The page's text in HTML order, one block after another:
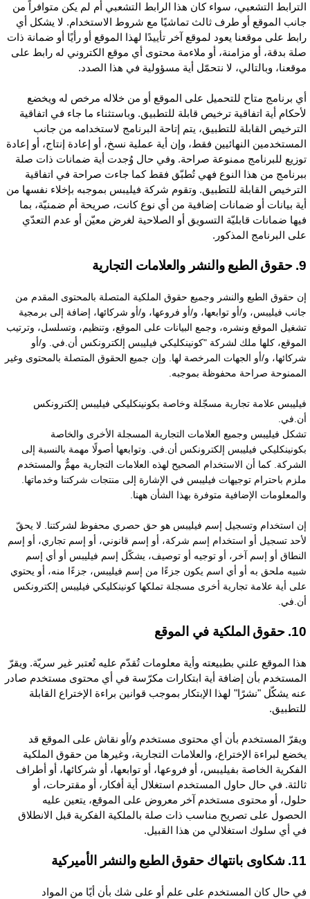
التشعبي، سواء كان هذا الرابط التشعبي أم لم يكن متوافراً من
الموقع أو طرف ثالث تماشيًا مع شروط الاستخدام. لا يشكل أي
على موقعنا يعود لموقع آخر تأييدًا لهذا الموقع أو رأيًا أو ضمانة ذات
بدقة، أو مزامنة، أو ملاءمة محتوى أي موقع الكتروني له رابط على
وبالتالي، لا نتحمّل أية مسؤولية في هذا الصدد.
برنامج متاح للتحميل على الموقع أو من خلاله مرخص له ويخضع
أية اتفاقية ترخيص قابلة للتطبيق. وباستثناء ما جاء في اتفاقية
القابلة للتطبيق، يتم إتاحة البرنامج لاستخدامه من جانب
النهائيين فقط، وإن أية عملية نسخ، أو إعادة إنتاج، أو إعادة
للبرنامج ممنوعة صراحة. وفي حال وُجدت أية ضمانات ذات صلة
من هذا النوع فهي تُطبّق فقط كما جاءت صراحة في اتفاقية
القابلة للتطبيق. وتقوم شركة فيليبس بموجبه بإخلاء نفسها من
بيانات أو ضمانات إضافية من أي نوع كانت، صريحة أم ضمنيّة، بما
ضمانات قابليّة التسويق أو الصلاحية لغرض معيّن أو عدم التعدّي
البرنامج المذكور.
التجارية
حقوق الطبع والنشر وجميع حقوق الملكية المتصلة بالمحتوى المقدم من
فيليبس، و/أو توابعها، و/أو فروعها، و/أو شركائها، إضافة إلى برمجية
الموقع ونشره، وجمع البيانات على الموقع، وتنظيم، وتسلسل، وترتيب
كلها ملك لشركة "كونينكليكي فيليبس إلكترونكس أن.في. و/أو
و/أو الجهات المرخصة لها. وإن جميع الحقوق المتصلة بالمحتوى وغير
صراحة محفوظة بموجبه.
علامة تجارية مسجّلة وخاصة بكونينكليكي فيليبس إلكترونكس
فيليبس وجميع العلامات التجارية المسجلة الأخرى والخاصة
فيليبس إلكترونكس أن.في. وتوابعها أصولًا مهمة بالنسبة إلى
كما أن الاستخدام الصحيح لهذه العلامات التجارية مهمٌّ والمستخدم
باحترام توجيهات فيليبس في الإشارة إلى منتجات شركتنا وخدماتها.
الإضافية متوفرة بهذا الشأن ههنا.
استخدام وتسجيل إسم فيليبس هو حق حصري محفوظ لشركتنا. لا يحقّ
تسجيل أو استخدام إسم شركة، أو إسم قانوني، أو إسم تجاري، أو إسم
أو إسم آخر، أو توجيه أو توصيف، يشكّل إسم فيليبس أو أي إسم
ملحق به أو أي اسم يكون جزءًا من إسم فيليبس، جزءًا منه، أو يحتوي
أية علامة تجارية أخرى مسجلة تملكها كونينكليكي فيليبس إلكترونكس
في الموقع
الموقع علني بطبيعته وأية معلومات تُقدّم عليه تُعتبر غير سريّة. ويقرّ
بأن إضافة أية ابتكارات مكرّسة في أي محتوى مستخدم صادر
يشكّل "نشرًا" لهذا الإبتكار بموجب قوانين براءة الإختراع القابلة
المستخدم بأن أي محتوى مستخدم و/أو نقاش على الموقع قد
لبراءة الإختراع، والعلامات التجارية، وغيرها من حقوق الملكية
الخاصة بفيليبس، أو فروعها، أو توابعها، أو شركائها، أو أطراف
في حال حاول المستخدم استغلال أية أفكار، أو مقترحات، أو
أو محتوى مستخدم آخر معروض على الموقع، يتعين عليه
على تصريح مناسب ذات صلة بالملكية الفكرية قبل الانطلاق
أي سلوك استغلالي من هذا القبيل.
الطبع والنشر الأميركية
حال كان المستخدم على علم أو على شك بأن أيًا من المواد